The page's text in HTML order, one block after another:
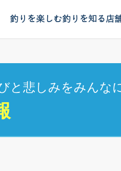
釣りを楽しむ釣りを知る店
と悲しみをみんな